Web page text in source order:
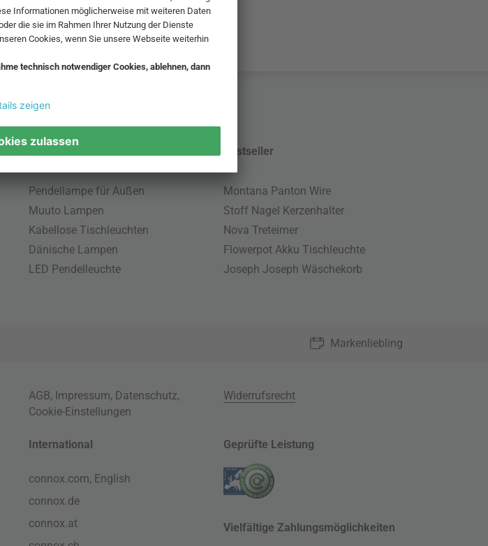
.
Pendellampe für Außen
Muuto Lampen
Kabellose Tischleuchten
Dänische Lampen
LED Pendelleuchte
Bestseller
Montana Panton Wire
Stoff Nagel Kerzenhalter
Nova Treteimer
Flowerpot Akku Tischleuchte
Joseph Joseph Wäschekorb
Markenliebling
AGB, Impressum, Datenschutz,
Cookie-Einstellungen
Widerrufsrecht
International
connox.com, English
connox.de
connox.at
Geprüfte Leistung
Vielfältige Zahlungsmöglichkeiten